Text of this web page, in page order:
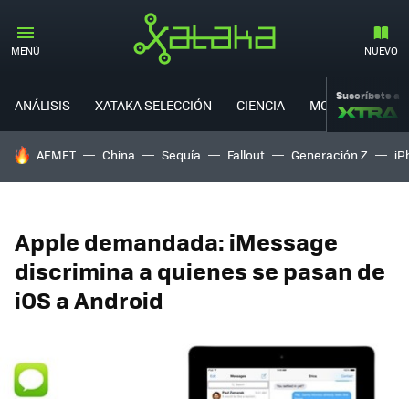
MENÚ NUEVO
ANÁLISIS XATAKA SELECCIÓN CIENCIA MOVILIDAD
Suscríbete a
HOY SE HABLA DE
AEMET China Sequía Fallout Generación Z
Apple demandada: iMessage
discrimina a quienes se pasan de
iOS a Android